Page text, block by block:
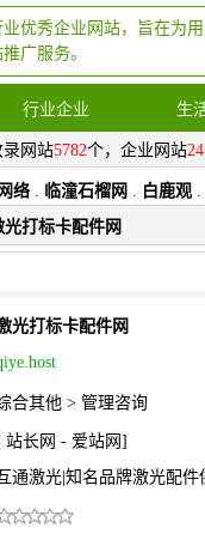
业优秀企业网站，旨在为
广服务。
行业企业 生
网站5782个，企业网站
络 . 临潼石榴网 . 白鹿观 .
光打标卡配件网
光打标卡配件网
合其他 > 管理咨询
站长网 - 爱站网 ]
通激光|知名品牌激光配件